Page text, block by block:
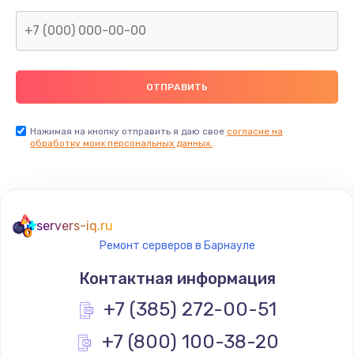
895 руб.
Заказать
Замена оперативной памяти
670 руб.
Заказать
Замена процессора
Нажимая на кнопку отправить я даю свое согласие на
обработку моих персональных данных.
servers-iq.ru
Ремонт серверов в Барнауле
Контактная информация
+7 (385) 272-00-51
+7 (800) 100-38-20